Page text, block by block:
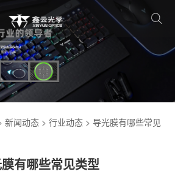
新闻动态 > 行业动态 > 导光膜有哪些常见
有哪些常见类型